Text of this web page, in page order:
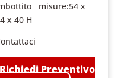
misure:54 x
x 40 H
Richiedi Preventivo